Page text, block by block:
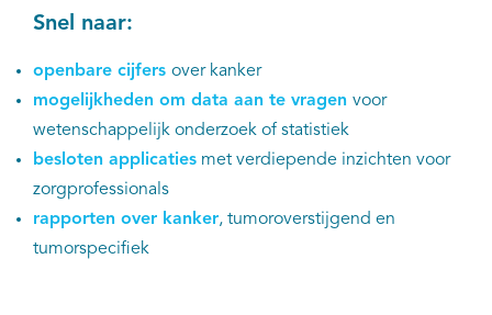
Snel naar:
openbare cijfers over kanker
mogelijkheden om data aan te vragen voor
wetenschappelijk onderzoek of statistiek
besloten applicaties met verdiepende inzichten voor
zorgprofessionals
rapporten over kanker, tumoroverstijgend en
tumorspecifiek